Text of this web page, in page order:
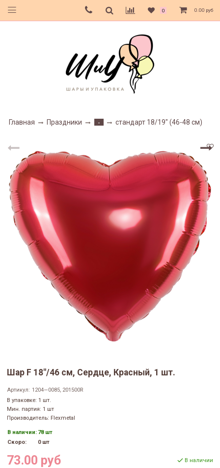
0 0.00 руб
Главная Праздники - стандарт 18/19" (46-48 см)
Шар F 18"/46 см, Сердце, Красный, 1 шт.
Артикул: 1204—0085, 201500R
В упаковке: 1 шт.
Мин. партия: 1 шт
Производитель: Flexmetal
В наличии: 78 шт
Скоро:
0 шт
73.00 руб В наличии